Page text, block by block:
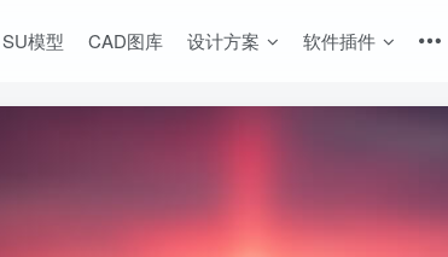
SU模型 CAD图库 设计方案 软件插件